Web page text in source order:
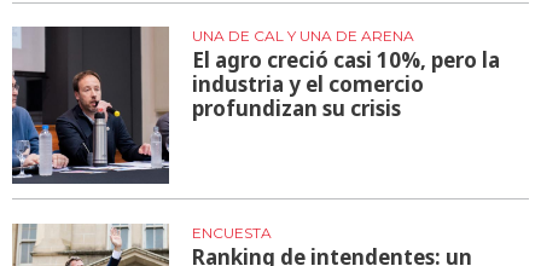
UNA DE CAL Y UNA DE ARENA
El agro creció casi 10%, pero la
industria y el comercio
profundizan su crisis
ENCUESTA
Ranking de intendentes: un